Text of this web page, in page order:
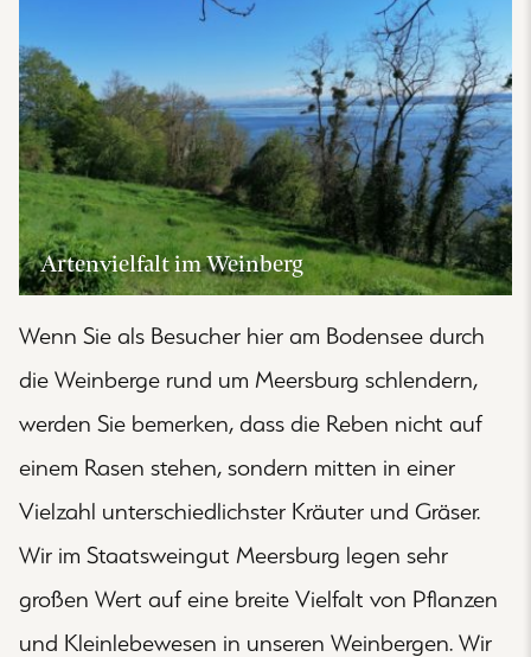
Artenvielfalt im Weinberg
Wenn Sie als Besucher hier am Bodensee durch
die Weinberge rund um Meersburg schlendern,
werden Sie bemerken, dass die Reben nicht auf
einem Rasen stehen, sondern mitten in einer
Vielzahl unterschiedlichster Kräuter und Gräser.
Wir im Staatsweingut Meersburg legen sehr
großen Wert auf eine breite Vielfalt von Pflanzen
und Kleinlebewesen in unseren Weinbergen. Wir